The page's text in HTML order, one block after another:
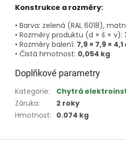
Konstrukce a rozměry:
• Barva: zelená (RAL 6018),
• Rozměry produktu (d × š × v):
• Rozměry balení: 7,9 × 7,9 ×
• Čistá hmotnost: 0,054 kg
Doplňkové parametry
Kategorie:
Chytrá
Záruka:
2 roky
Hmotnost: 0.074 kg